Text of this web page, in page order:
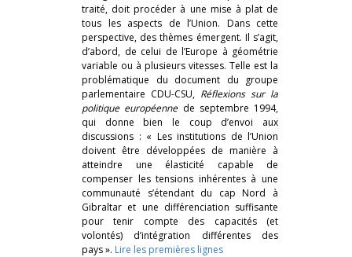
traité, doit procéder à une mise à plat de
tous les aspects de l’Union. Dans cette
perspective, des thèmes émergent. Il s’agit,
d’abord, de celui de l’Europe à géométrie
variable ou à plusieurs vitesses. Telle est la
problématique du document du groupe
parlementaire CDU-CSU, Réflexions sur la
politique européenne de septembre 1994,
qui donne bien le coup d’envoi aux
discussions : « Les institutions de l’Union
doivent être développées de manière à
atteindre une élasticité capable de
compenser les tensions inhérentes à une
communauté s’étendant du cap Nord à
Gibraltar et une différenciation suffisante
pour tenir compte des capacités (et
volontés) d’intégration différentes des
pays ». Lire les premières lignes